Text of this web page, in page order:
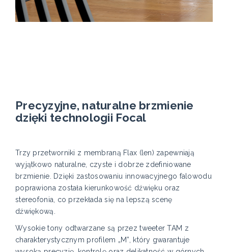
Precyzyjne, naturalne brzmienie
dzięki technologii Focal
Trzy przetworniki z membraną Flax (len) zapewniają
wyjątkowo naturalne, czyste i dobrze zdefiniowane
brzmienie. Dzięki zastosowaniu innowacyjnego falowodu
poprawiona została kierunkowość dźwięku oraz
stereofonia, co przekłada się na lepszą scenę
dźwiękową.
Wysokie tony odtwarzane są przez tweeter TAM z
charakterystycznym profilem „M”, który gwarantuje